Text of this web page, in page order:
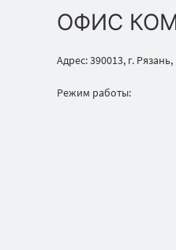
ОФИС
Адрес: 390013, г.
Режим работы: